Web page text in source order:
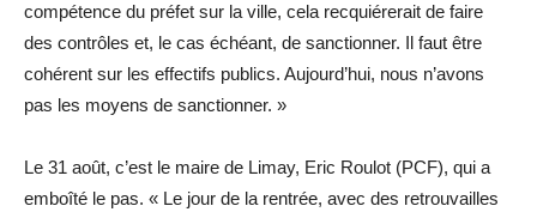
compétence du préfet sur la ville, cela recquiérerait de faire
des contrôles et, le cas échéant, de sanctionner. Il faut être
cohérent sur les effectifs publics. Aujourd’hui, nous n’avons
pas les moyens de sanctionner. »
Le 31 août, c’est le maire de Limay, Eric Roulot (PCF), qui a
emboîté le pas. « Le jour de la rentrée, avec des retrouvailles